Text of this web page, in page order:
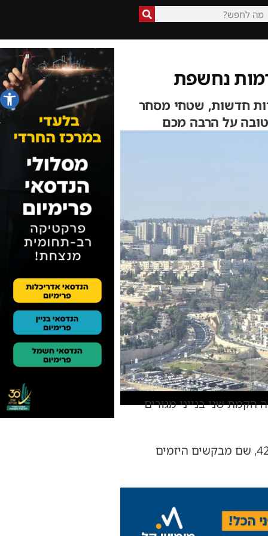
פתח
נחשפת
חדשות, שטחי מסחר
על הרבה מכם
שני בנייני מגורים
על פי מסמכי התוכנית שאנו מפרסמים הבוקר, מדובר במתחם הסמוך לרחוב מירסקי 42-44, שם מבקשים היזמים